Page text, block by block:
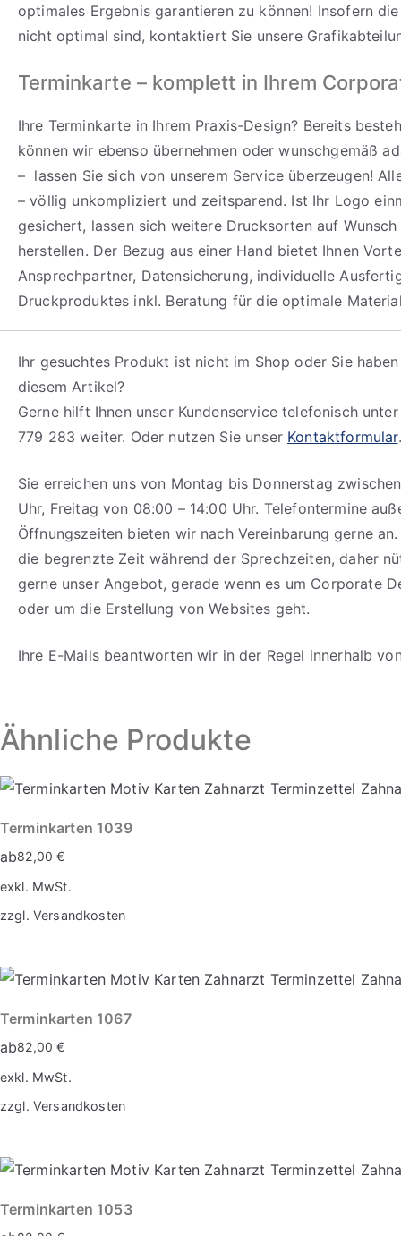
optimales Ergebnis garantieren zu können! Insofern
nicht optimal sind, kontaktiert Sie unsere
Terminkarte – komplett in Ihrem
Ihre Terminkarte in Ihrem Praxis-Design? Bereits
können wir ebenso übernehmen oder wunschgemäß
– lassen Sie sich von unserem Service überzeugen!
– völlig unkompliziert und zeitsparend. Ist Ihr Logo
gesichert, lassen sich weitere Drucksorten auf
herstellen. Der Bezug aus einer Hand bietet Ihnen
Ansprechpartner, Datensicherung, individuelle
Druckproduktes inkl. Beratung für die optimale
Ihr gesuchtes Produkt ist nicht im Shop oder Sie
diesem Artikel?
Gerne hilft Ihnen unser Kundenservice telefonisch
779 283 weiter. Oder nutzen Sie unser Kontaktformular.
Sie erreichen uns von Montag bis Donnerstag
Uhr, Freitag von 08:00 – 14:00 Uhr. Telefontermine
Öffnungszeiten bieten wir nach Vereinbarung gerne
die begrenzte Zeit während der Sprechzeiten, daher
gerne unser Angebot, gerade wenn es um Corporate
oder um die Erstellung von Websites geht.
Ihre E-Mails beantworten wir in der Regel innerhalb
Ähnliche Produkte
Terminkarten 1039
ab82,00€
exkl. MwSt.
zzgl. Versandkosten
Produkt
mehrere
Varianten
Optionen
auf
Produktseite
Terminkarten 1067
ab82,00€
exkl. MwSt.
zzgl. Versandkosten
Produkt
mehrere
Terminkarten 1053